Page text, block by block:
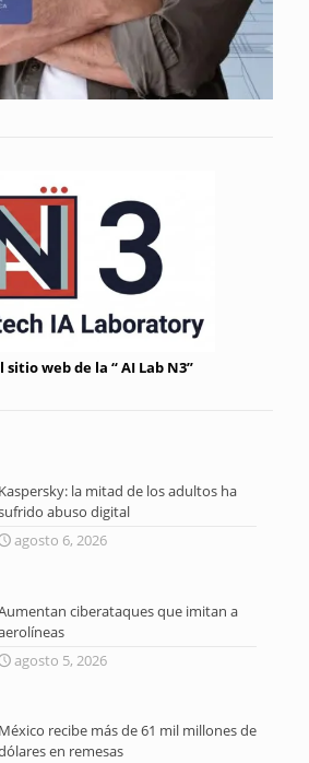
sitio web de la “ AI Lab N3”
Kaspersky: la mitad de los adultos ha
abuso digital
agosto 6, 2026
ciberataques que imitan a
agosto 5, 2026
México recibe más de 61 mil millones de
en remesas